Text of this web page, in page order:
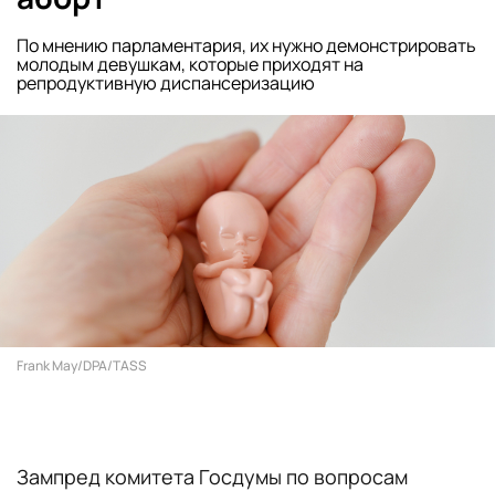
По мнению парламентария, их нужно демонстрировать
молодым девушкам, которые приходят на
репродуктивную диспансеризацию
Frank May/DPA/TASS
Зампред комитета Госдумы по вопросам